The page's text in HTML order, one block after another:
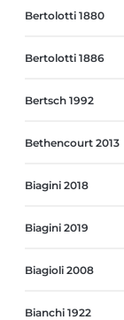
Bertolotti 1880
Bertolotti 1886
Bertsch 1992
Bethencourt 2013
Biagini 2018
Biagini 2019
Biagioli 2008
Bianchi 1922